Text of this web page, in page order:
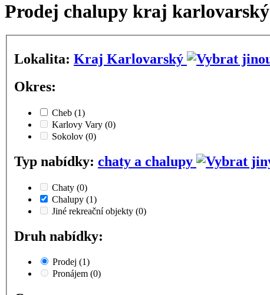
Prodej chalupy kraj karlovarský
Lokalita:
Kraj Karlovarský
Okres:
Cheb (1)
Karlovy Vary (0)
Sokolov (0)
Typ nabídky: chaty a chalupy
Chaty (0)
Chalupy (1)
Jiné rekreační objekty (0)
Druh nabídky:
Prodej (1)
Pronájem (0)